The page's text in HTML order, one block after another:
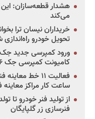
هشدار قطعه‌سازان: این
می‌کند
خریداران نیسان ترا
تحویل خودرو
ورود کمپرسی جدید جک
کامیونت کمپرسی جک ۶ تن
فعالیت ۱۱ خط
ساعت کار مراکز
از تولید فنر خودرو تا
فنرسازی زر گلپایگان